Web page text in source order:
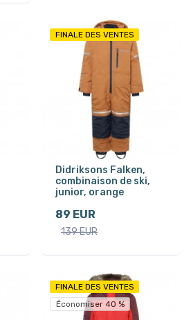
FINALE DES VENTES
Didriksons Falken,
combinaison de ski,
junior, orange
89 EUR
139 EUR
FINALE DES VENTES
Économiser 40 %